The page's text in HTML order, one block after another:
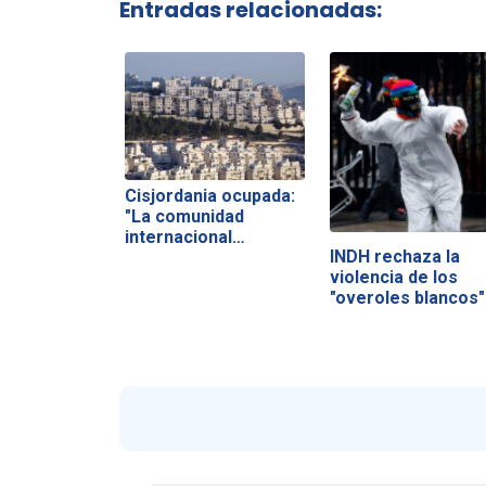
Entradas relacionadas:
Cisjordania ocupada:
"La comunidad
internacional…
INDH rechaza la
violencia de los
"overoles